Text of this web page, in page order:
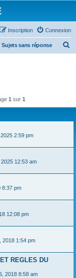
Connexion
Inscription
Sujets sans réponse
1 sur 1
2:59 pm
12:53 am
8:37 pm
12:08 pm
2018 1:54 pm
REGLES DU
2018 8:58 am